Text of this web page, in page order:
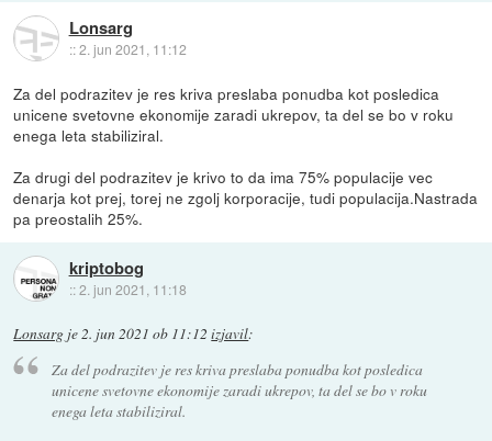
Lonsarg
::2. jun 2021, 11:12
Za del podrazitev je res kriva preslaba ponudba kot posledica
unicene svetovne ekonomije zaradi ukrepov, ta del se bo v roku
enega leta stabiliziral.
Za drugi del podrazitev je krivo to da ima 75% populacije vec
denarja kot prej, torej ne zgolj korporacije, tudi populacija.Nastrada
pa preostalih 25%.
kriptobog
::2. jun 2021, 11:18
Lonsarg je2. jun 2021 ob 11:12 izjavil:
Za del podrazitev je res kriva preslaba ponudba kot posledica
unicene svetovne ekonomije zaradi ukrepov, ta del se bo v roku
enega leta stabiliziral.